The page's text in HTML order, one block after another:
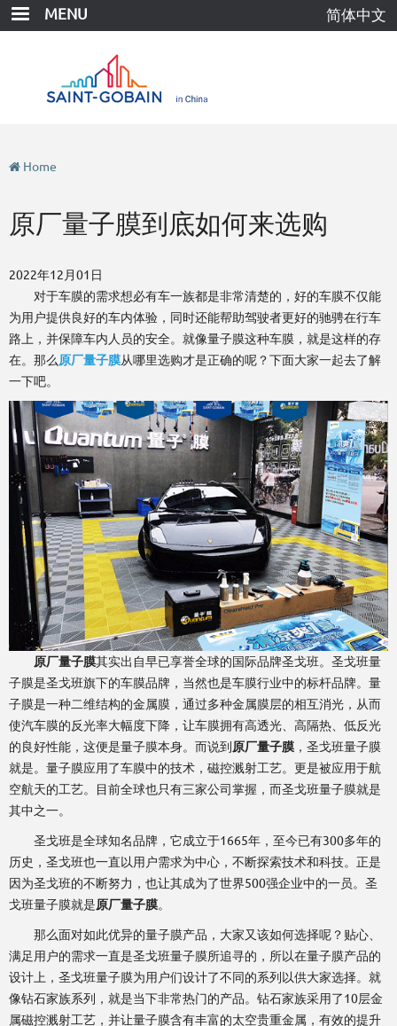
Skip
MENU 简体中文
Home
原厂量子膜到底如何来选购
2022年12月01日
对于车膜的需求想必有车一族都是非常清楚的，好的车膜不仅能
为用户提供良好的车内体验，同时还能帮助驾驶者更好的驰骋在行车
路上，并保障车内人员的安全。就像量子膜这种车膜，就是这样的存
在。那么原厂量子膜从哪里选购才是正确的呢？下面大家一起去了解
一下吧。
原厂量子膜其实出自早已享誉全球的国际品牌圣戈班。圣戈班量
子膜是圣戈班旗下的车膜品牌，当然也是车膜行业中的标杆品牌。量
子膜是一种二维结构的金属膜，通过多种金属膜层的相互消光，从而
使汽车膜的反光率大幅度下降，让车膜拥有高透光、高隔热、低反光
的良好性能，这便是量子膜本身。而说到 原厂量子膜 ，圣戈班量子膜
就是。量子膜应用了车膜中的技术，磁控溅射工艺。更是被应用于航
空航天的工艺。目前全球也只有三家公司掌握，而圣戈班量子膜就是
其中之一。
圣戈班是全球知名品牌，它成立于1665年，至今已有300多年的
历史，圣戈班也一直以用户需求为中心，不断探索技术和科技。正是
因为圣戈班的不断努力，也让其成为了世界500强企业中的一员。圣
戈班量子膜就是原厂量子膜。
那么面对如此优异的量子膜产品，大家又该如何选择呢？贴心、
满足用户的需求一直是圣戈班量子膜所追寻的，所以在量子膜产品的
设计上，圣戈班量子膜为用户们设计了不同的系列以供大家选择。就
像钻石家族系列，就是当下非常热门的产品。钻石家族采用了10层金
属磁控溅射工艺，并让量子膜含有丰富的太空贵重金属，有效的提升